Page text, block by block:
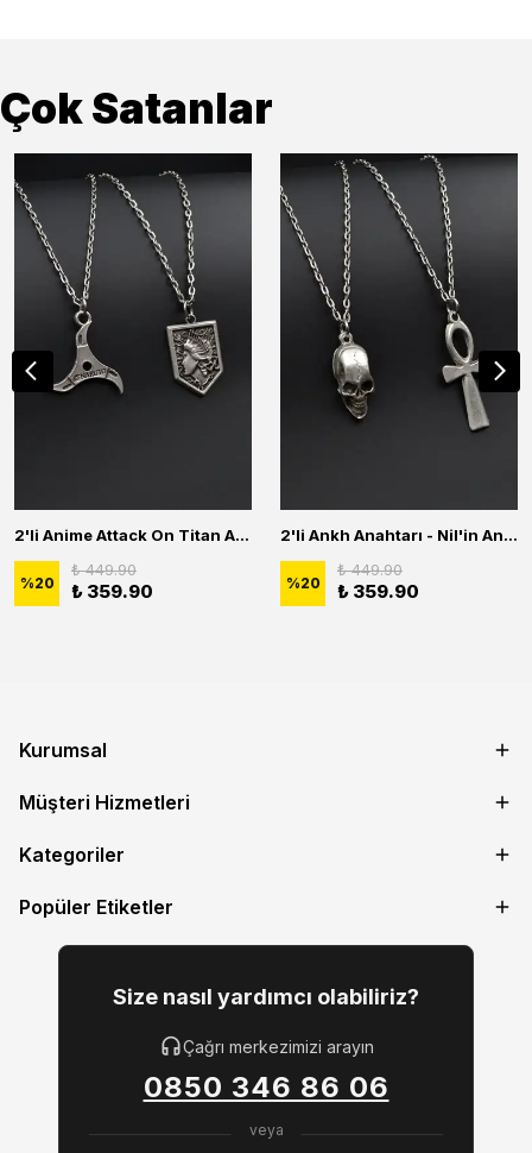
Çok Satanlar
2'li Anime Attack On Titan Acrylic Maria Anime Naruto Erkek Kadın Kolye Seti
%20
₺ 449.90
₺ 359.90
2'li Ankh Anahtarı - Nil'in Anahtarı - Kuru Kafa Erkek Kadın Kolye Seti
%20
₺ 449.90
₺ 359.90
Kurumsal
Müşteri Hizmetleri
Kategoriler
Popüler Etiketler
Size nasıl yardımcı olabiliriz?
Çağrı merkezimizi arayın
0850 346 86 06